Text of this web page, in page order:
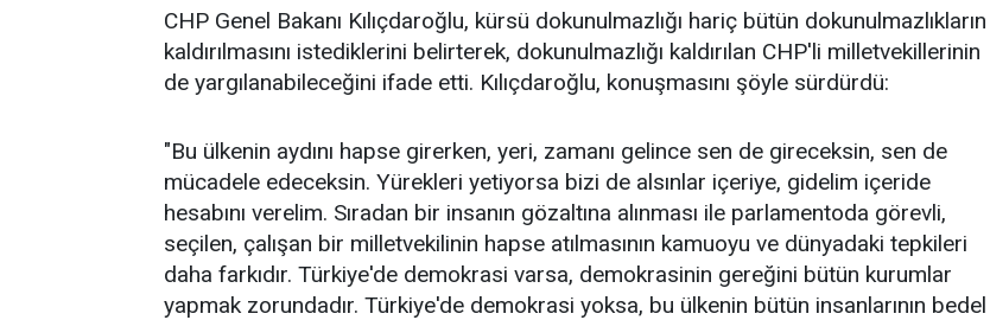
CHP Genel Bakanı Kılıçdaroğlu, kürsü dokunulmazlığı hariç bütün dokunulmazlıkların
kaldırılmasını istediklerini belirterek, dokunulmazlığı kaldırılan CHP'li milletvekillerinin
de yargılanabileceğini ifade etti. Kılıçdaroğlu, konuşmasını şöyle sürdürdü:
"Bu ülkenin aydını hapse girerken, yeri, zamanı gelince sen de gireceksin, sen de
mücadele edeceksin. Yürekleri yetiyorsa bizi de alsınlar içeriye, gidelim içeride
hesabını verelim. Sıradan bir insanın gözaltına alınması ile parlamentoda görevli,
seçilen, çalışan bir milletvekilinin hapse atılmasının kamuoyu ve dünyadaki tepkileri
daha farkıdır. Türkiye'de demokrasi varsa, demokrasinin gereğini bütün kurumlar
yapmak zorundadır. Türkiye'de demokrasi yoksa, bu ülkenin bütün insanlarının bedel